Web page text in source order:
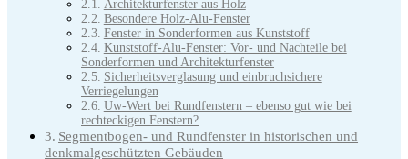
Architekturfenster aus Holz
Besondere Holz-Alu-Fenster
Fenster in Sonderformen aus Kunststoff
Kunststoff-Alu-Fenster: Vor- und Nachteile bei
Sonderformen und Architekturfenster
Sicherheitsverglasung und einbruchsichere
Verriegelungen
Uw-Wert bei Rundfenstern – ebenso gut wie bei
rechteckigen Fenstern?
Segmentbogen- und Rundfenster in historischen und
denkmalgeschützten Gebäuden